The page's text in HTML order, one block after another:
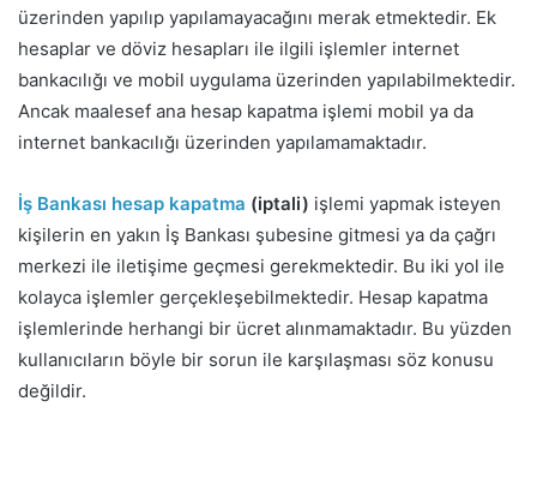
üzerinden yapılıp yapılamayacağını merak etmektedir. Ek
hesaplar ve döviz hesapları ile ilgili işlemler internet
bankacılığı ve mobil uygulama üzerinden yapılabilmektedir.
Ancak maalesef ana hesap kapatma işlemi mobil ya da
internet bankacılığı üzerinden yapılamamaktadır.
İş Bankası hesap kapatma (iptali) işlemi yapmak isteyen
kişilerin en yakın İş Bankası şubesine gitmesi ya da çağrı
merkezi ile iletişime geçmesi gerekmektedir. Bu iki yol ile
kolayca işlemler gerçekleşebilmektedir. Hesap kapatma
işlemlerinde herhangi bir ücret alınmamaktadır. Bu yüzden
kullanıcıların böyle bir sorun ile karşılaşması söz konusu
değildir.